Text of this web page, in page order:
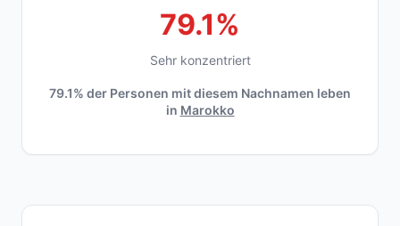
79.1%
Sehr konzentriert
79.1% der Personen mit diesem Nachnamen leben
in Marokko